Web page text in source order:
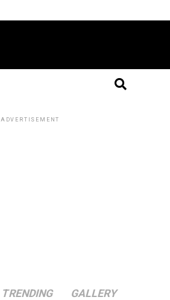
ADVERTISEMENT
TRENDING GALLERY